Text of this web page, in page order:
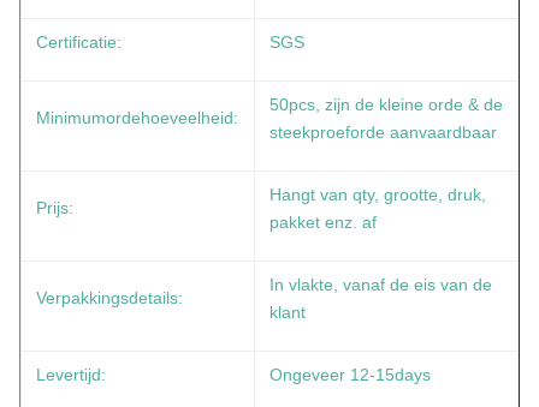
Certificatie: SGS
Minimumordehoeveelheid:
50pcs, zijn de kleine orde & de
steekproeforde aanvaardbaar
Prijs:
Hangt van qty, grootte, druk,
pakket enz. af
Verpakkingsdetails:
In vlakte, vanaf de eis van de
klant
Levertijd: Ongeveer 12-15days